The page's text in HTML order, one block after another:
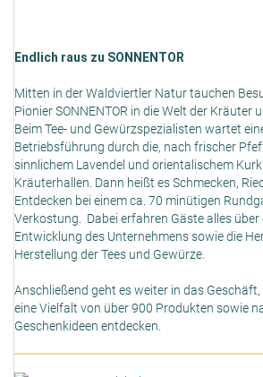
Endlich raus zu SONNENTOR
Mitten in der Waldviertler Natur tauchen
Pionier SONNENTOR in die Welt der Kräuter
Beim Tee- und Gewürzspezialisten wartet
Betriebsführung durch die, nach frischer
sinnlichem Lavendel und orientalischem
Kräuterhallen. Dann heißt es Schmecken,
Entdecken bei einem ca. 70 minütigen
Verkostung. Dabei erfahren Gäste alles über
Entwicklung des Unternehmens sowie die
Herstellung der Tees und Gewürze.
Anschließend geht es weiter in das
eine Vielfalt von über 900 Produkten sowie
Geschenkideen entdecken.